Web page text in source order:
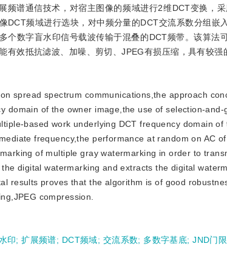
频谱通信技术，对宿主图像的频域进行2维DCT变换，
DCT频域进行选块，对中频分量的DCT交流系数分组
个数字盲水印信号载波传输于混叠的DCT频带。该算
有效抵抗滤波、加噪、剪切、JPEG有损压缩，具有较强
spread spectrum communications,the approach
domain of the owner image,the use of selection-
based work underlying DCT frequency domain
frequency,the performance at random on AC
of multiple gray watermarking in order to
digital watermarking and extracts the digital
results proves that the algorithm is of good
compression.
印;扩展频谱; DCT频域; 交流系数; 多数字基底;JND门限